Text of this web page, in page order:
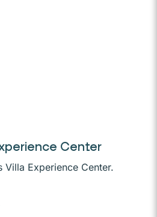
Center
Villa Experience Center.